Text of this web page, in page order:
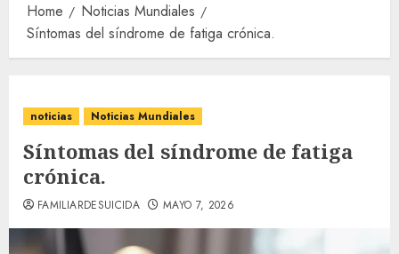
Home
Noticias Mundiales
Síntomas del síndrome de fatiga crónica.
noticias Noticias Mundiales
Síntomas del síndrome de fatiga
crónica.
FAMILIARDESUICIDA MAYO 7, 2026